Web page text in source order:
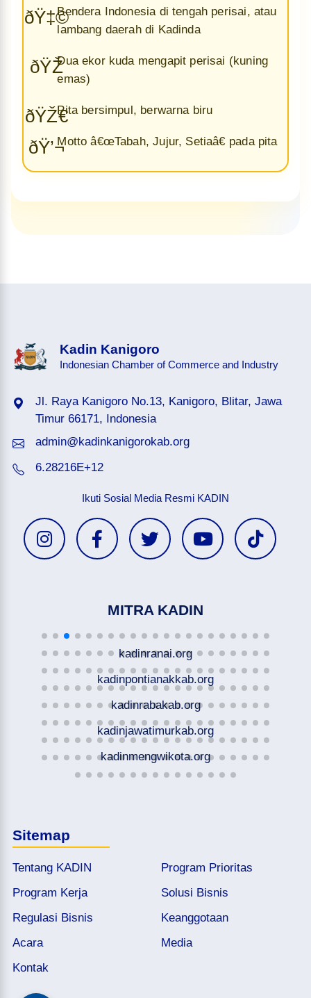
ðŸ‡©Bendera Indonesia di tengah perisai, atau
lambang daerah di Kadinda
ðŸŽDua ekor kuda mengapit perisai (kuning
emas)
ðŸŽ€Pita bersimpul, berwarna biru
ðŸ’¬Motto â€œTabah, Jujur, Setiaâ€ pada pita
Kadin Kanigoro
Indonesian Chamber of Commerce and Industry
Jl. Raya Kanigoro No.13, Kanigoro, Blitar, Jawa
Timur 66171, Indonesia
admin@kadinkanigorokab.org
6.28216E+12
Ikuti Sosial Media Resmi KADIN
MITRA KADIN
kadinranai.org
kadinpontianakkab.org
kadinrabakab.org
kadinjawatimurkab.org
kadinmengwikota.org
Sitemap
Tentang KADIN
Program Prioritas
Program Kerja
Solusi Bisnis
Regulasi Bisnis
Keanggotaan
Acara
Media
Kontak